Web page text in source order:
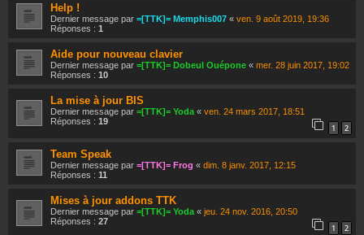
Help !
Dernier message par =[TTK]= Memphis007 « ven. 9 août 2019, 19:36
Réponses : 1
Aide pour nouveau clavier
Dernier message par =[TTK]= Dobeul Ouépone « mer. 28 juin 2017, 19:02
Réponses : 10
La mise à jour BIS
Dernier message par =[TTK]= Yoda « ven. 24 mars 2017, 18:51
Réponses : 19
1 2
Team Speak
Dernier message par =[TTK]= Frog « dim. 8 janv. 2017, 12:15
Réponses : 11
Mises à jour addons TTK
Dernier message par =[TTK]= Yoda « jeu. 24 nov. 2016, 20:50
Réponses : 27
1 2